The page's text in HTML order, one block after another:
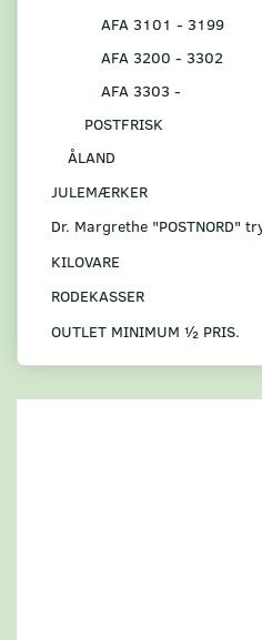
AFA 3101 - 3199
AFA 3200 - 3302
AFA 3303 -
POSTFRISK
ÅLAND
JULEMÆRKER
Dr. Margrethe "POSTNORD"
KILOVARE
RODEKASSER
OUTLET MINIMUM ½ PRIS.